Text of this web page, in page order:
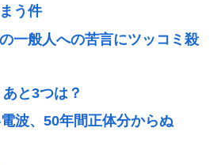
う件
一般人への苦言にツッコミ殺
と3つは？
波、50年間正体分からぬ